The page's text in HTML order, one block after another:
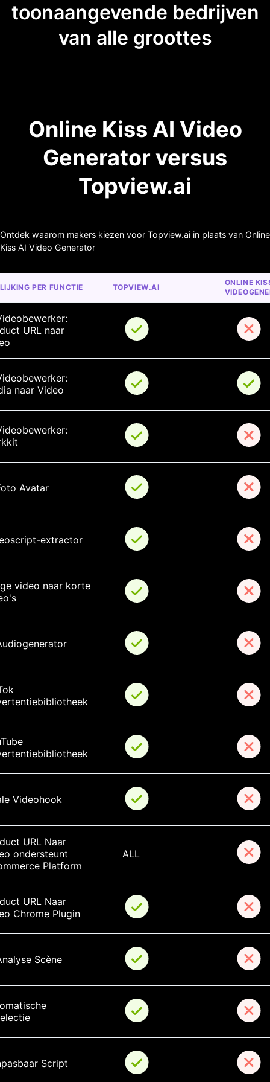
toonaangevende bedrijven
van alle groottes
Online Kiss AI Video
Generator versus
Topview.ai
Ontdek waarom makers kiezen voor Topview.ai in plaats van Online
Kiss AI Video Generator
PER FUNCTIE TOPVIEW.AI
ONLINE
URL naar
naar Video
Avatar
extractor
video naar korte
Videohook
URL Naar
ondersteunt
Platform
ALL
URL Naar
Chrome Plugin
Scène
Script